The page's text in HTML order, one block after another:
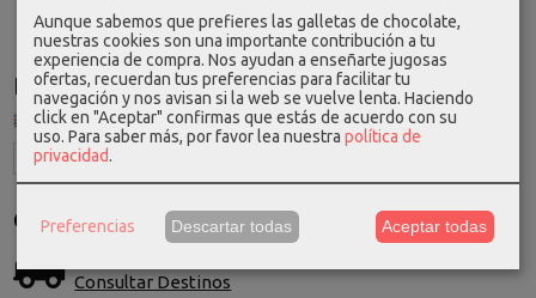
Idioma
Costes de Envío
Consultar Destinos
Aunque sabemos que prefieres las galletas de chocolate,
nuestras cookies son una importante contribución a tu
experiencia de compra. Nos ayudan a enseñarte jugosas
ofertas, recuerdan tus preferencias para facilitar tu
navegación y nos avisan si la web se vuelve lenta. Haciendo
click en "Aceptar" confirmas que estás de acuerdo con su
uso. Para saber más, por favor lea nuestra política de
privacidad.
Preferencias Descartar todas Aceptar todas